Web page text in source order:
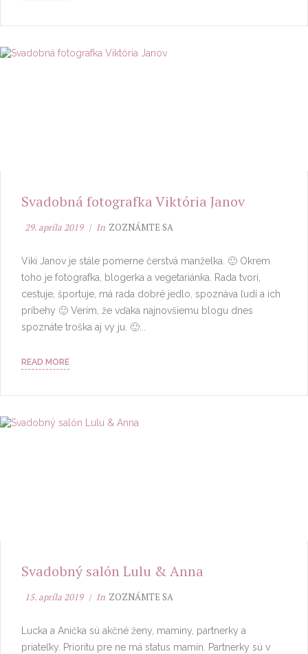
Svadobná fotografka Viktória Janov
29. apríla 2019 In ZOZNÁMTE SA
Viki Janov je stále pomerne čerstvá manželka. 🙂 Okrem
toho je fotografka, blogerka a vegetariánka. Rada tvorí,
cestuje, športuje, má rada dobré jedlo, spoznáva ľudí a ich
príbehy 🙂 Verím, že vďaka najnovšiemu blogu dnes
spoznáte troška aj vy ju. 🙂...
READ MORE
Svadobný salón Lulu & Anna
15. apríla 2019 In ZOZNÁMTE SA
Lucka a Anička sú akčné ženy, maminy, partnerky a
priateľky. Prioritu pre ne má status mamín. Partnerky sú v